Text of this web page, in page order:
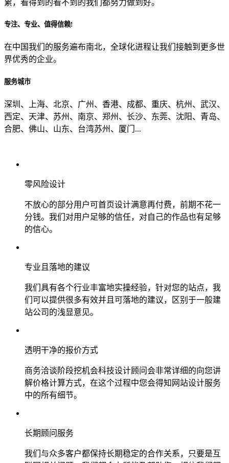
累，看得到的看不到的我们都努力做到好。
专注、专业、值得信赖!
在中国我们的服务遍布南北，全球化进程让我们接触到更多世
界优秀的企业。
服务城市
深圳、上海、北京、广州、香港、成都、重庆、杭州、武汉、
西定、天津、苏州、南京、郑州、长沙、东莞、沈阳、青岛、
合肥、佛山、山东、台湾苏州、厦门...
零风险设计
不放心的部分用户可首页设计满意再付费，前期不花一
分钱。我们对用户足够的信任，对自己的作品也有足够
的信心。
专业且落地的建议
我们具有各个行业丰富地实操经验，针对您的站点，我
们可以提供很多有效并且可落地的建议，区别于一般建
站公司的浅显意见。
透明干净的报价方式
商务洽谈阶段挖机会科技设计顾问会非常详细的向您讲
解价格计算方式，在这个过程中您会得知网站设计服务
中的所有细节。
长期顾问服务
我们与众多客户都保持长期稳定的合作关系，只要是互